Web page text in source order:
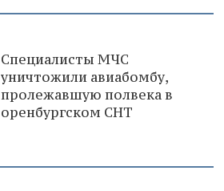
Специалисты МЧС
уничтожили авиабомбу,
пролежавшую полвека в
оренбургском СНТ